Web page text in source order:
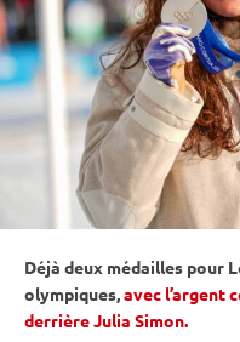
Déjà deux médailles pour
olympiques,avec l’argent
derrière Julia Simon.